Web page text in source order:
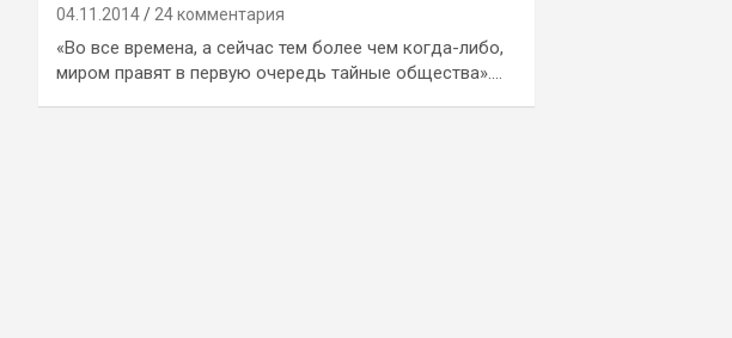
04.11.2014 24 комментария
«Во все времена, а сейчас тем более чем когда-либо,
миром правят в первую очередь тайные общества».…